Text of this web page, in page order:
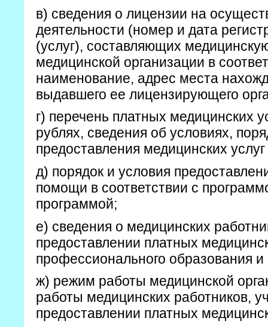
в) сведения о лицензии на
деятельности (номер и дата
(услуг), составляющих
медицинской организации в
наименование, адрес места
выдавшего ее лицензирующего
г) перечень платных медицинских
рублях, сведения об условиях,
предоставления медицинских
д) порядок и условия
помощи в соответствии с
программой;
е) сведения о медицинских
предоставлении платных
профессионального образования
ж) режим работы медицинской
работы медицинских работников,
предоставлении платных